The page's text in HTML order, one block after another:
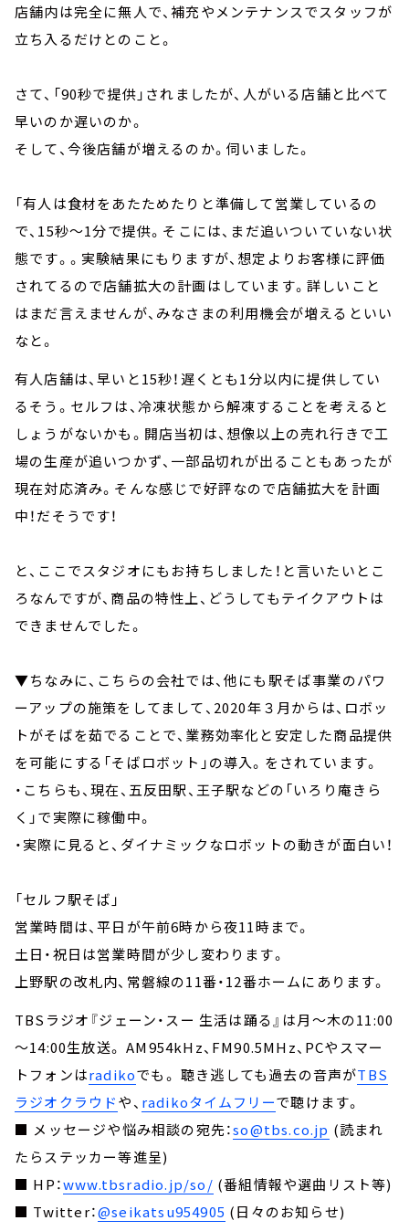
店舗内は完全に無人で、補充やメンテナンスでスタッフが
立ち入るだけとのこと。
さて、「90秒で提供」されましたが、人がいる店舗と比べて
早いのか遅いのか。
そして、今後店舗が増えるのか。伺いました。
「有人は食材をあたためたりと準備して営業しているの
で、15秒～1分で提供。そこには、まだ追いついていない状
態です。。実験結果にもりますが、想定よりお客様に評価
されてるので店舗拡大の計画はしています。詳しいこと
はまだ言えませんが、みなさまの利用機会が増えるといい
なと。
有人店舗は、早いと15秒！遅くとも1分以内に提供してい
るそう。セルフは、冷凍状態から解凍することを考えると
しょうがないかも。開店当初は、想像以上の売れ行きで工
場の生産が追いつかず、一部品切れが出ることもあったが
現在対応済み。そんな感じで好評なので店舗拡大を計画
中！だそうです！
と、ここでスタジオにもお持ちしました！と言いたいとこ
ろなんですが、商品の特性上、どうしてもテイクアウトは
できませんでした。
▼ちなみに、こちらの会社では、他にも駅そば事業のパワ
ーアップの施策をしてまして、2020年３月からは、ロボッ
トがそばを茹でることで、業務効率化と安定した商品提供
を可能にする「そばロボット」の導入。をされています。
・こちらも、現在、五反田駅、王子駅などの「いろり庵きら
く」で実際に稼働中。
・実際に見ると、ダイナミックなロボットの動きが面白い！
「セルフ駅そば」
営業時間は、平日が午前6時から夜11時まで。
土日・祝日は営業時間が少し変わります。
上野駅の改札内、常磐線の11番・12番ホームにあります。
TBSラジオ『ジェーン・スー 生活は踊る』は月～木の11:00
～14:00生放送。 AM954kHz、FM90.5MHz、PCやスマー
トフォンはradikoでも。 聴き逃しても過去の音声がTBS
ラジオクラウドや、 radikoタイムフリーで聴けます。
■ メッセージや悩み相談の宛先：so@tbs.co.jp (読まれ
たらステッカー等進呈)
■ HP：www.tbsradio.jp/so/ (番組情報や選曲リスト等)
■ Twitter：@seikatsu954905 (日々のお知らせ)